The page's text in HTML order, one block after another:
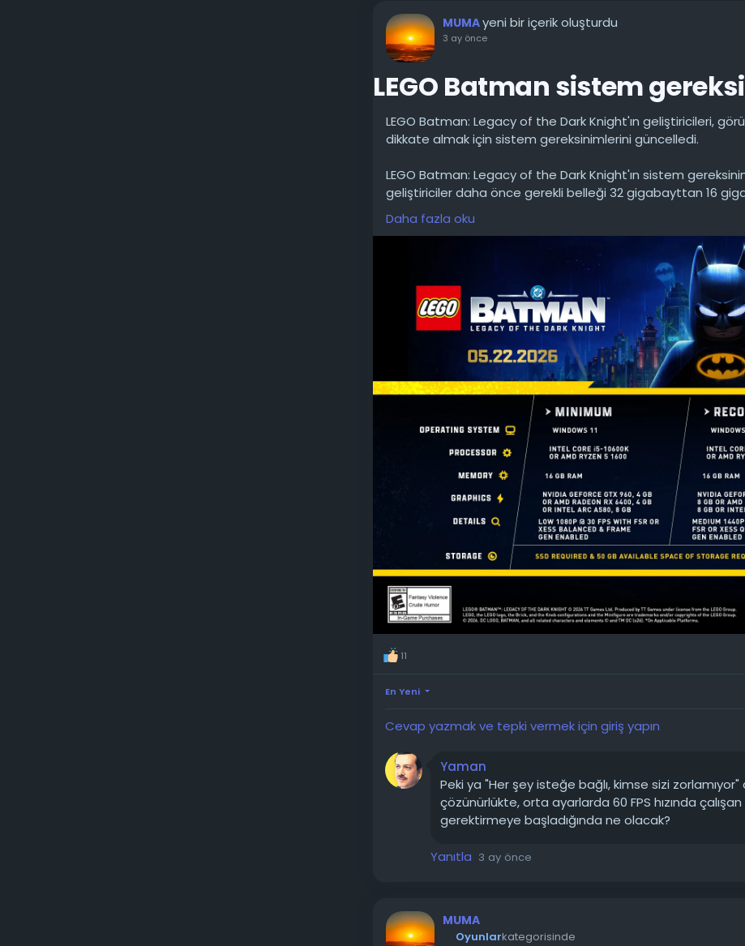
MUMAyeni bir içerik oluşturdu
3 ay önce
LEGO Batman sistem
LEGO Batman: Legacy of the Dark Knight'ın geliştiricileri,
dikkate almak için sistem gereksinimlerini güncelledi.
LEGO Batman: Legacy of the Dark Knight'ın sistem
geliştiriciler daha önce gerekli belleği 32 gigabayttan 16
Ancak TT Games, muhtemelen artık görüntü yükseltme ve
Bu durum oyuncuları şaşırttı çünkü üretim teknolojisinin
değere ulaşılması değil. Monster Hunter Wilds'ın
Güncellenen gereksinimlere göre, DLSS veya FSR "Kalite"
ve RTX 2070 Super ekran kartı seviyesinde bir işlemci ve
Geliştiriciler ilk kez 4K çözünürlük seçeneğini de
olarak ayarlanmış durumda. Bu çözünürlük için i7-14700K
Önceki gereksinimler, hem minimum (RTX 2070) hem de
Yükseltme teknolojisini hesaba katmak için gerekli GPU
LEGO Batman: Legacy of the Dark Knight, 22 Mayıs'ta PC,
sürülecek. Switch 2 sürümü de geliştirme aşamasında
Daha fazla oku
11
En Yeni
Cevap yazmak ve tepki vermek için giriş yapın
Yaman
Peki ya "Her şey isteğe bağlı, kimse sizi
çözünürlükte, orta ayarlarda 60 FPS hızında
gerektirmeye başladığında ne olacak?
Yanıtla 3 ay önce
MUMA
Oyunlarkategorisinde